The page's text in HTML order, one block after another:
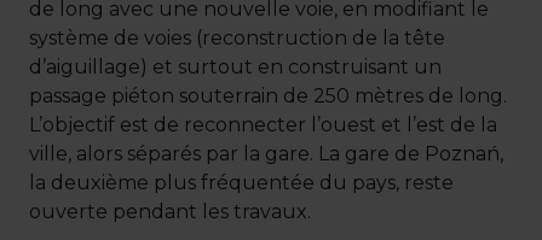
de long avec une nouvelle voie, en modifiant le
système de voies (reconstruction de la tête
d’aiguillage) et surtout en construisant un
passage piéton souterrain de 250 mètres de long.
L’objectif est de reconnecter l’ouest et l’est de la
ville, alors séparés par la gare. La gare de Poznań,
la deuxième plus fréquentée du pays, reste
ouverte pendant les travaux.